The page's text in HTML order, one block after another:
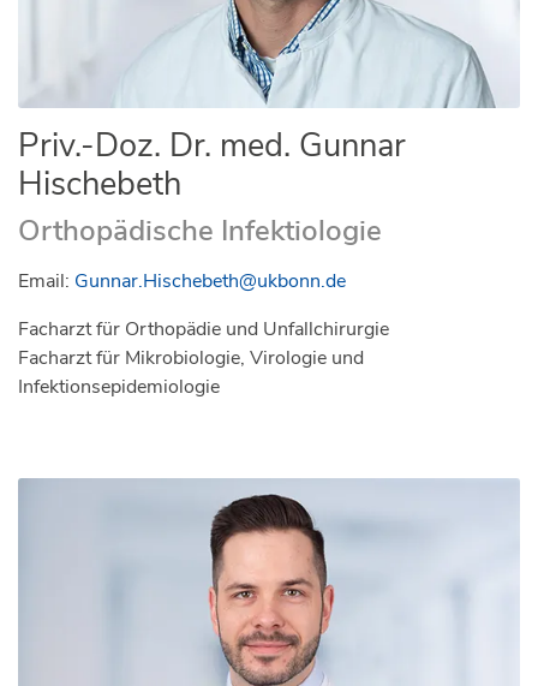
Priv.-Doz. Dr. med. Gunnar
Hischebeth
Orthopädische Infektiologie
Email: Gunnar.Hischebeth@ukbonn.de
Facharzt für Orthopädie und Unfallchirurgie
Facharzt für Mikrobiologie, Virologie und
Infektionsepidemiologie